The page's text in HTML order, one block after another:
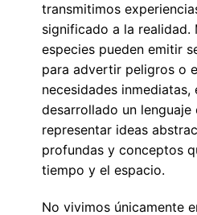
transmitimos
significado a la realidad.
especies pueden emitir
para advertir peligros o
necesidades inmediatas,
desarrollado un lenguaje
representar ideas
profundas y conceptos
tiempo y el espacio.
No vivimos únicamente